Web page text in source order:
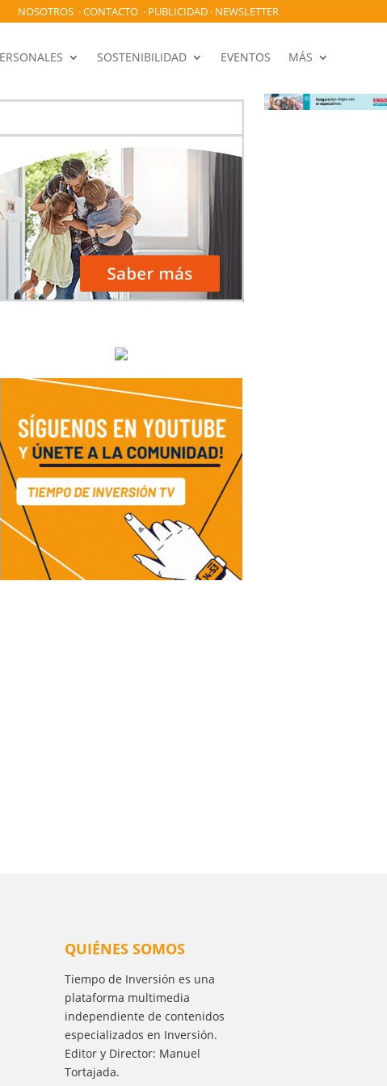
NOSOTROS·CONTACTO· PUBLICIDAD· NEWSLETTER
SOSTENIBILIDAD EVENTOS MÁS
QUIÉNES SOMOS
Tiempo de Inversión es una
plataforma multimedia
independiente de contenidos
especializados en Inversión.
Editor y Director: Manuel
Tortajada.